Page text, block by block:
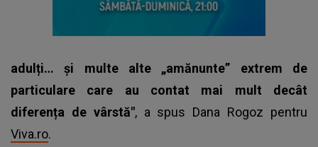
adulți… și multe alte „amănunte” extrem de
particulare care au contat mai mult decât
diferența de vârstă", a spus Dana Rogoz pentru
Viva.ro.